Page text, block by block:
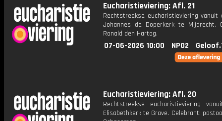
Eucharistieviering: Afl. 21
Rechtstreekse eucharistieviering vanuit
Johannes de Doperkerk te Mijdrecht.
Ronald den Hartog.
07-06-2026 10:00 NPO2
Eucharistieviering: Afl. 20
Rechtstreekse eucharistieviering
Elisabethkerk te Grave. Celebrant: